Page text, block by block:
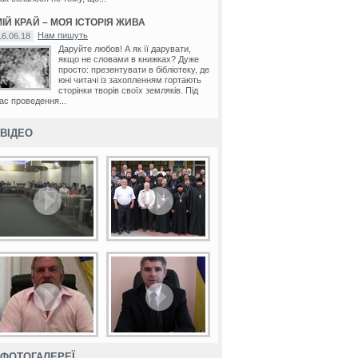
КРАЙ – МОЯ ІСТОРІЯ ЖИВА
Нам пишуть
Даруйте любов! А як її дарувати,
якщо не словами в книжках? Дуже
просто: презентувати в бібліотеку, де
юні читачі із захопленням гортають
сторінки творів своїх земляків. Під
проведення...
ВІДЕО